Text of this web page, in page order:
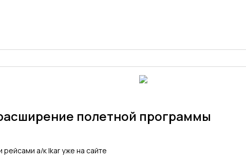
полетной программы
а/к Ikar уже на сайте